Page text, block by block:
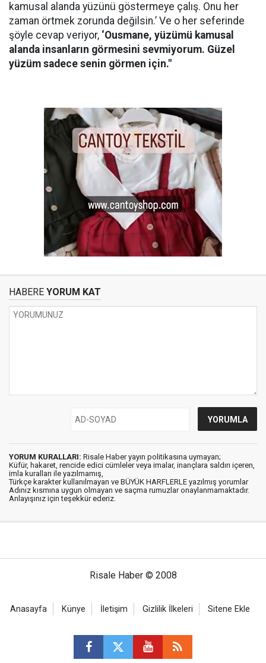
kamusal alanda yüzünü göstermeye çalış. Onu her
zaman örtmek zorunda değilsin.’ Ve o her seferinde
şöyle cevap veriyor, ‘Ousmane, yüzümü kamusal
alanda insanların görmesini sevmiyorum. Güzel
yüzüm sadece senin görmen için."
HABERE YORUM KAT
YORUM KURALLARI: Risale Haber yayın politikasına uymayan;
Küfür, hakaret, rencide edici cümleler veya imalar, inançlara saldırı içeren,
imla kuralları ile yazılmamış,
Türkçe karakter kullanılmayan ve BÜYÜK HARFLERLE yazılmış yorumlar
Adınız kısmına uygun olmayan ve saçma rumuzlar onaylanmamaktadır.
Anlayışınız için teşekkür ederiz.
Risale Haber © 2008
Anasayfa Künye İletişim Gizlilik İlkeleri Sitene Ekle